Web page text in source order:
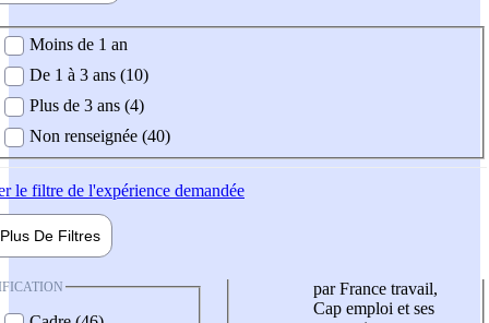
demandée
Moins de 1 an
De 1 à 3 ans (10)
Plus de 3 ans (4)
Non renseignée (40)
le filtre de l'expérience demandée
Plus De Filtres
par France travail,
Cap emploi et ses